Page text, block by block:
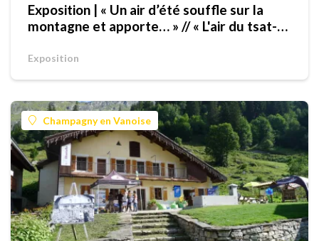
Exposition | « Un air d’été souffle sur la
montagne et apporte… » // « L'air du tsat-
Exposition
Champagny en Vanoise